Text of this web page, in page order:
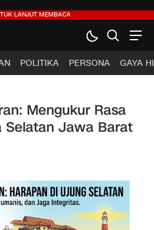
POLITIKA PERSONA GAYA
Mengukur Rasa
Selatan Jawa Barat